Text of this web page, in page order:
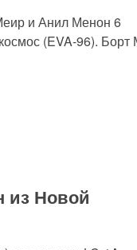
и Анил Менон 6
(EVA-96).
из Новой